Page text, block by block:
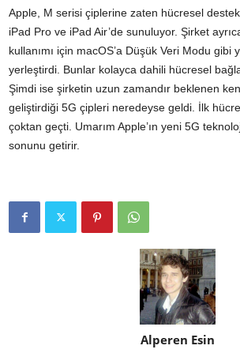
Apple, M serisi çiplerine zaten hücresel
iPad Pro ve iPad Air’de sunuluyor. Şirket
kullanımı için macOS’a Düşük Veri Modu gibi
yerleştirdi. Bunlar kolayca dahili hücresel
Şimdi ise şirketin uzun zamandır beklenen
geliştirdiği 5G çipleri neredeyse geldi. İlk
çoktan geçti. Umarım Apple’ın yeni 5G
sonunu getirir.
Alperen Esin